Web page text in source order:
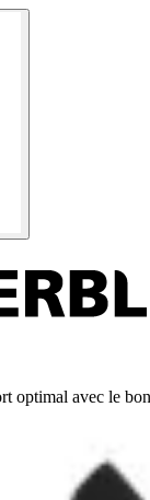
optimal avec le